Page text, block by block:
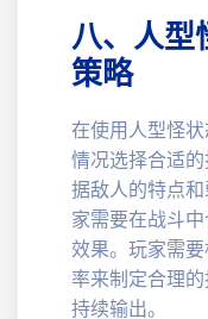
八、人型
策略
在使用人型怪
情况选择合适
据敌人的特点
家需要在战斗
效果。玩家需
率来制定合理
持续输出。